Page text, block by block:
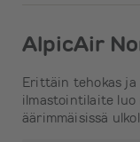
AlpicAir
Erittäin tehokas
ilmastointilaite luo
äärimmäisissä